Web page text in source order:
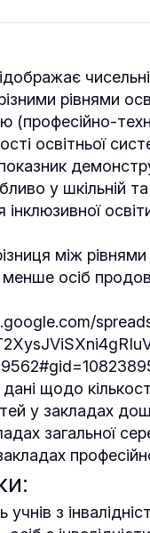
рівнями
(професійно-
освітньої
у шкільній
між
менше осіб
щодо
у закладах
загальної
учнів з